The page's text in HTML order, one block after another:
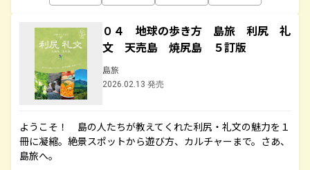
０４ 地球の歩き方 島旅 利尻 礼
文 天売島 焼尻島 ５訂版
島旅
2026.02.13 発売
ようこそ！ 島の人たちが教えてくれた利尻・礼文の魅力を１
冊に凝縮。絶景スポットから遊び方、カルチャーまで。さあ、
島旅へ。